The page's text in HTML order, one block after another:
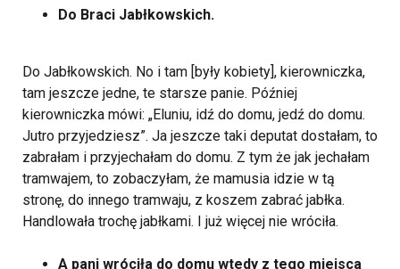
Do Braci Jabłkowskich.
Do Jabłkowskich. No i tam [były kobiety], kierowniczka,
tam jeszcze jedne, te starsze panie. Później
kierowniczka mówi: „Eluniu, idź do domu, jedź do domu.
Jutro przyjedziesz”. Ja jeszcze taki deputat dostałam, to
zabrałam i przyjechałam do domu. Z tym że jak jechałam
tramwajem, to zobaczyłam, że mamusia idzie w tą
stronę, do innego tramwaju, z koszem zabrać jabłka.
Handlowała trochę jabłkami. I już więcej nie wróciła.
A pani wróciła do domu wtedy z tego miejsca